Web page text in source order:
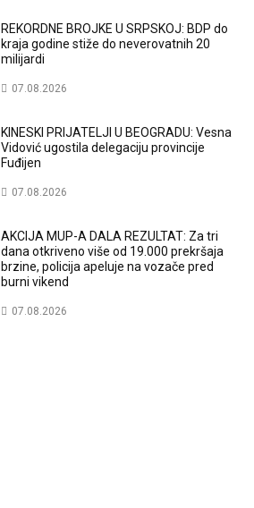
REKORDNE BROJKE U SRPSKOJ: BDP do
kraja godine stiže do neverovatnih 20
milijardi
07.08.2026
KINESKI PRIJATELJI U BEOGRADU: Vesna
Vidović ugostila delegaciju provincije
Fuđijen
07.08.2026
AKCIJA MUP-A DALA REZULTAT: Za tri
dana otkriveno više od 19.000 prekršaja
brzine, policija apeluje na vozače pred
burni vikend
07.08.2026